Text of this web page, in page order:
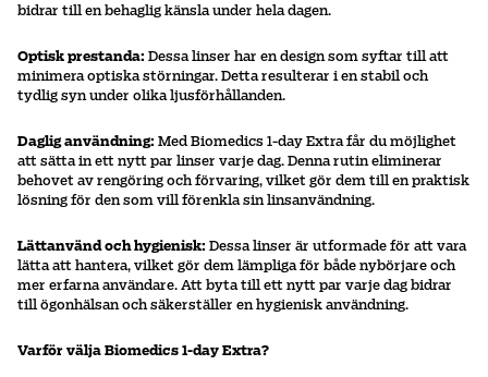
bidrar till en behaglig känsla under hela dagen.
Optisk prestanda: Dessa linser har en design som syftar till att
minimera optiska störningar. Detta resulterar i en stabil och
tydlig syn under olika ljusförhållanden.
Daglig användning: Med Biomedics 1-day Extra får du möjlighet
att sätta in ett nytt par linser varje dag. Denna rutin eliminerar
behovet av rengöring och förvaring, vilket gör dem till en praktisk
lösning för den som vill förenkla sin linsanvändning.
Lättanvänd och hygienisk: Dessa linser är utformade för att vara
lätta att hantera, vilket gör dem lämpliga för både nybörjare och
mer erfarna användare. Att byta till ett nytt par varje dag bidrar
till ögonhälsan och säkerställer en hygienisk användning.
Varför välja Biomedics 1-day Extra?